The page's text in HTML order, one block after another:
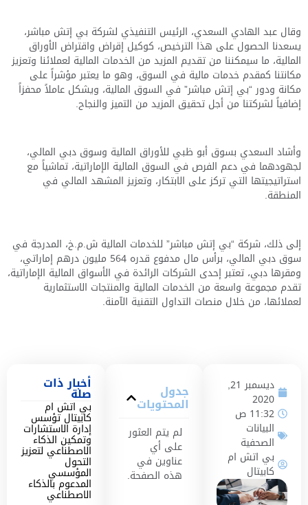
ديسمبر 21,
2020
11:32 ص
البيانات
الصحفية
بي اتش ام
كابيتال
جدول
المحتويات
لم يتم العثور
على أي
عناوين في
هذه الصفحة.
أخبار ذات
صلة
بي اتش ام
كابيتال تؤسس
إدارة الاستشارات
وتمكين الذكاء
الاصطناعي لتعزيز
التحول
المؤسسي
المدعوم بالذكاء
الاصطناعي
وقال عبد الهادي السعدي، الرئيس التنفيذي لشركة بي إتش مباشر،
يسعدنا الحصول على هذا الترخيص، كوكيل إقراض واقتراض الأوراق
المالية، ما سيمكننا من تقديم المزيد من الخدمات المالية لعملائنا وتعزيز
مكانتنا كمقدم خدمات مالية في السوق، وهو ما يعتبر مؤشراً على
مكانة ودور “بي إتش مباشر” في السوق المالية، ويشكل عاملاً محفزاً
إضافياً لشركتنا من أجل تحقيق المزيد من التميز والنجاح.
وأشاد السعدي بسوق أبو ظبي للأوراق المالية وسوق دبي المالي،
لجهودهما في دعم الفرص في السوق المالية الإماراتية، تماشياً مع
استراتيجيتها التي تركز على الابتكار، وتعزيز المشهد المالي في
المنطقة.
إلى ذلك، شركة “بي إتش مباشر” للخدمات المالية ش.م.خ، المدرجة في
سوق دبي المالي، برأس مال مدفوع قدره مليون درهم إماراتي،
ومقرها دبي، تعتبر إحدى الشركات الرائدة في الأسواق المالية الإماراتية،
تقدم مجموعة واسعة من الخدمات المالية والمنتجات الاستثمارية
لعملائها، من خلال منصات التداول التقنية الآمنة.